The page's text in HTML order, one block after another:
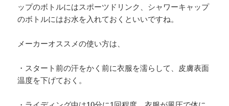
ップのボトルにはスポーツドリンク、シャワーキャップ
のボトルにはお水を入れておくといいですね。
メーカーオススメの使い方は、
・スタート前の汗をかく前に衣服を濡らして、皮膚表面
温度を下げておく。